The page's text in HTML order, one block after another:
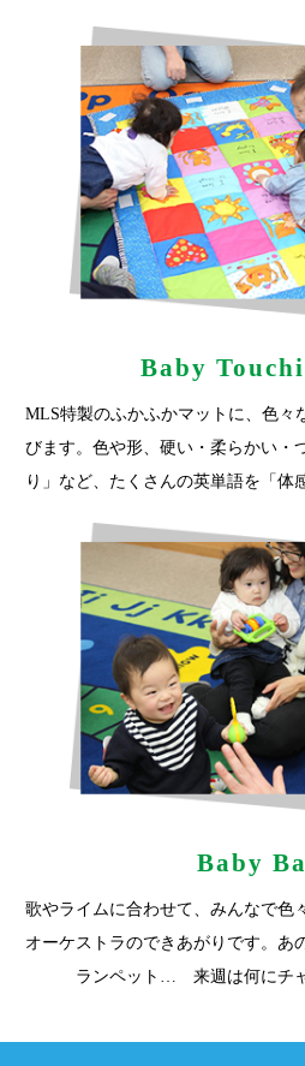
Baby
MLS特製のふかふかマットに、色々
びます。色や形、硬い・柔らかい・
り」など、たくさんの英単語を「体
Baby
歌やライムに合わせて、みんなで色
オーケストラのできあがりです。あ
ランペット… 来週は何にチ